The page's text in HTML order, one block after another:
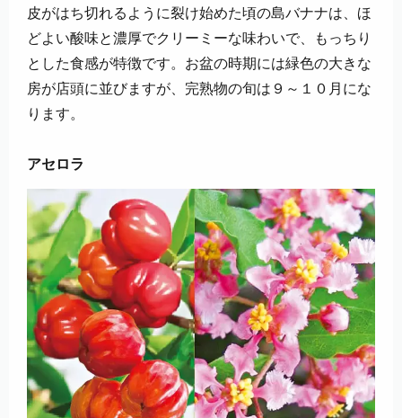
皮がはち切れるように裂け始めた頃の島バナナは、ほ
どよい酸味と濃厚でクリーミーな味わいで、もっちり
とした食感が特徴です。お盆の時期には緑色の大きな
房が店頭に並びますが、完熟物の旬は９～１０月にな
ります。
アセロラ